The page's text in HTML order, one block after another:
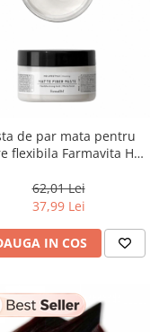
de par mata pentru
flexibila Farmavita HD
100 ml
62,01 Lei
37,99 Lei
IN COS